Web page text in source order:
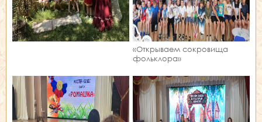
«Открываем сокровища
фольклора»